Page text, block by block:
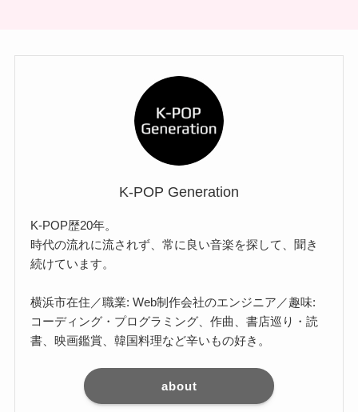
K-POP Generation
K-POP歴20年。
時代の流れに流されず、常に良い音楽を探して、聞き
続けています。
横浜市在住／職業: Web制作会社のエンジニア／趣味:
コーディング・プログラミング、作曲、書店巡り・読
書、映画鑑賞、韓国料理など辛いもの好き。
about